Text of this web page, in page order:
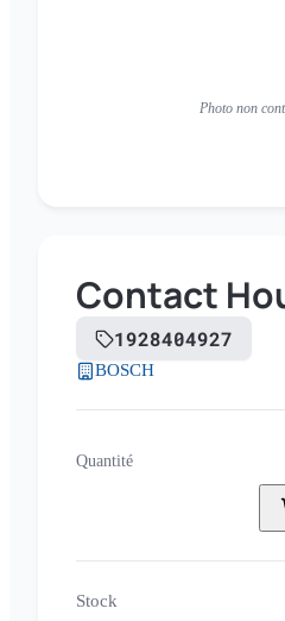
Photo non
Contact
1928404927
BOSCH
Quantité
Stock